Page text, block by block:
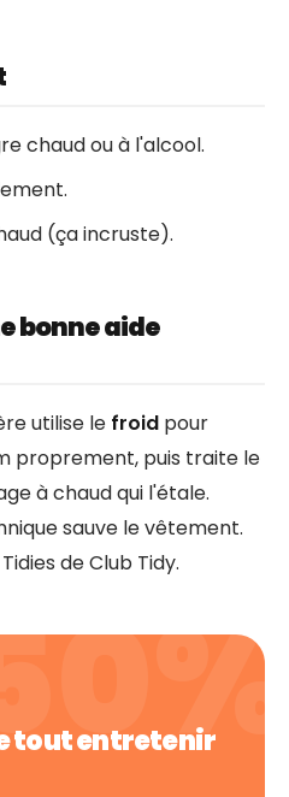
chaud ou à l'alcool.
(ça incruste).
bonne aide
utilise le froid pour
proprement, puis traite le
à chaud qui l'étale.
sauve le vêtement.
de Club Tidy.
tout entretenir